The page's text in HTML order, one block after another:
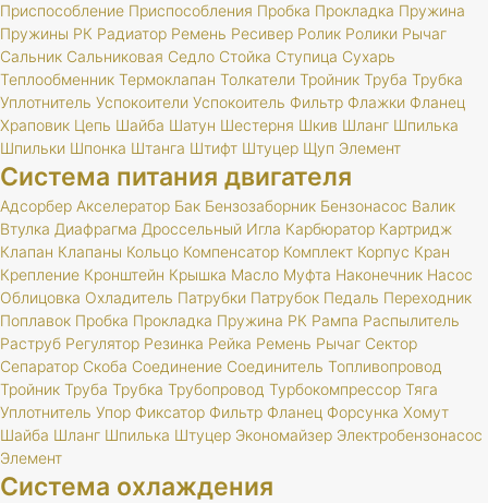
Приспособление Приспособления Пробка Прокладка Пружина
Пружины РК Радиатор Ремень Ресивер Ролик Ролики Рычаг
Сальник Сальниковая Седло Стойка Ступица Сухарь
Теплообменник Термоклапан Толкатели Тройник Труба Трубка
Уплотнитель Успокоители Успокоитель Фильтр Флажки Фланец
Храповик Цепь Шайба Шатун Шестерня Шкив Шланг Шпилька
Шпильки Шпонка Штанга Штифт Штуцер Щуп Элемент
Система питания двигателя
Адсорбер Акселератор Бак Бензозаборник Бензонасос Валик
Втулка Диафрагма Дроссельный Игла Карбюратор Картридж
Клапан Клапаны Кольцо Компенсатор Комплект Корпус Кран
Крепление Кронштейн Крышка Масло Муфта Наконечник Насос
Облицовка Охладитель Патрубки Патрубок Педаль Переходник
Поплавок Пробка Прокладка Пружина РК Рампа Распылитель
Раструб Регулятор Резинка Рейка Ремень Рычаг Сектор
Сепаратор Скоба Соединение Соединитель Топливопровод
Тройник Труба Трубка Трубопровод Турбокомпрессор Тяга
Уплотнитель Упор Фиксатор Фильтр Фланец Форсунка Хомут
Шайба Шланг Шпилька Штуцер Экономайзер Электробензонасос
Элемент
Система охлаждения